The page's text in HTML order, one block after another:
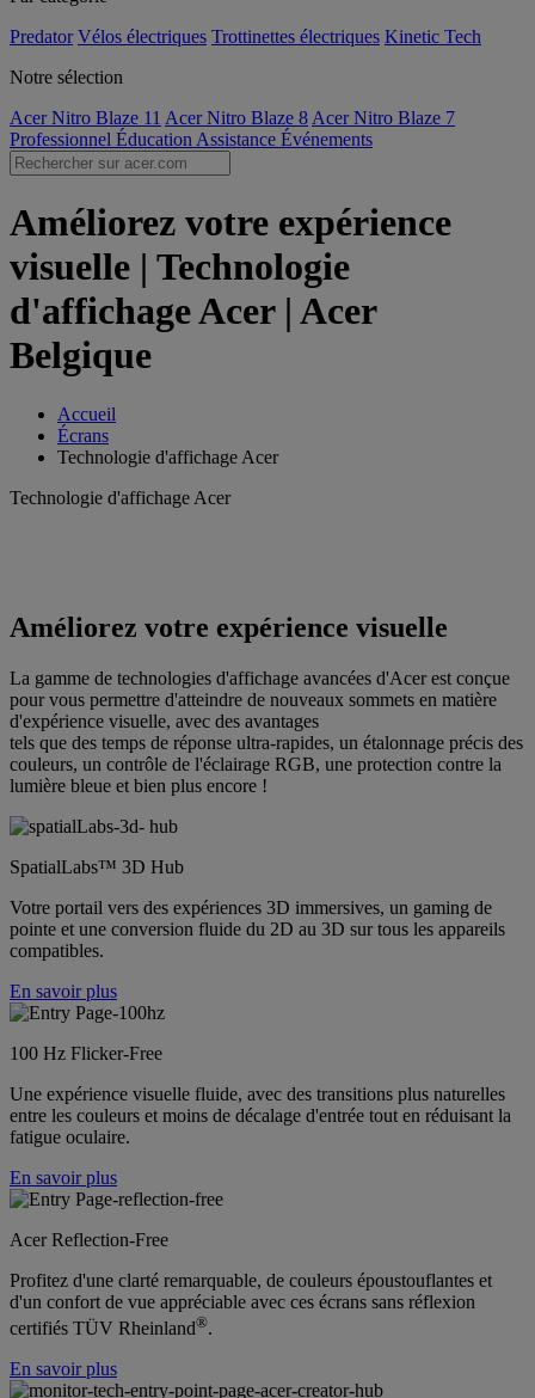
Predator Vélos électriques Trottinettes électriques Kinetic Tech
Notre sélection
Acer Nitro Blaze 11 Acer Nitro Blaze 8 Acer Nitro Blaze 7
Professionnel Éducation Assistance Événements
Améliorez votre expérience
visuelle | Technologie
d'affichage Acer | Acer
Belgique
Accueil
Écrans
Technologie d'affichage Acer
Technologie d'affichage Acer
Améliorez votre expérience visuelle
La gamme de technologies d'affichage avancées d'Acer est conçue
pour vous permettre d'atteindre de nouveaux sommets en matière
d'expérience visuelle, avec des avantages
tels que des temps de réponse ultra-rapides, un étalonnage précis des
couleurs, un contrôle de l'éclairage RGB, une protection contre la
lumière bleue et bien plus encore !
SpatialLabs™ 3D Hub
Votre portail vers des expériences 3D immersives, un gaming de
pointe et une conversion fluide du 2D au 3D sur tous les appareils
compatibles.
En savoir plus
100 Hz Flicker-Free
Une expérience visuelle fluide, avec des transitions plus naturelles
entre les couleurs et moins de décalage d'entrée tout en réduisant la
fatigue oculaire.
En savoir plus
Acer Reflection-Free
Profitez d'une clarté remarquable, de couleurs époustouflantes et
d'un confort de vue appréciable avec ces écrans sans réflexion
certifiés TÜV Rheinland®.
En savoir plus